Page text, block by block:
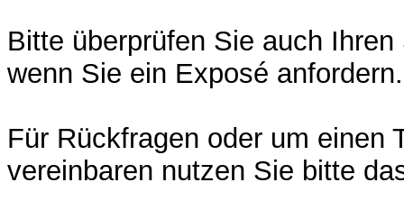
Bitte überprüfen Sie auch Ihren
wenn Sie ein Exposé
Für Rückfragen oder um einen
vereinbaren nutzen Sie bitte